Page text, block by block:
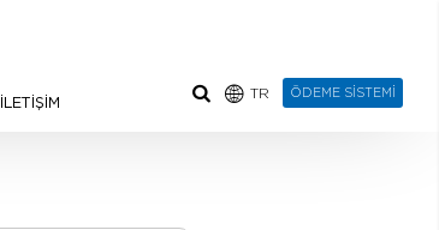
İLETİŞİM
TR ÖDEME SİSTEMİ